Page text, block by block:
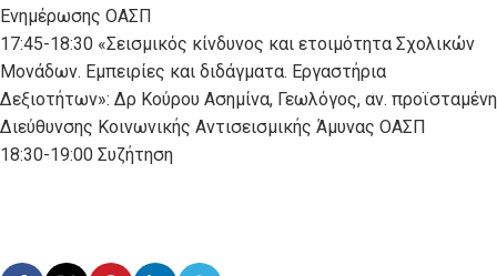
Ενημέρωσης ΟΑΣΠ
17:45-18:30 «Σεισμικός κίνδυνος και ετοιμότητα Σχολικών
Μονάδων. Εμπειρίες και διδάγματα. Εργαστήρια
Δεξιοτήτων»: Δρ Κούρου Ασημίνα, Γεωλόγος, αν. προϊσταμένη
Διεύθυνσης Κοινωνικής Αντισεισμικής Άμυνας ΟΑΣΠ
18:30-19:00 Συζήτηση